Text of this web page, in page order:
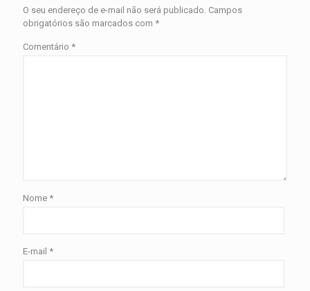
O seu endereço de e-mail não será publicado. Campos
obrigatórios são marcados com *
Comentário *
Nome *
E-mail *